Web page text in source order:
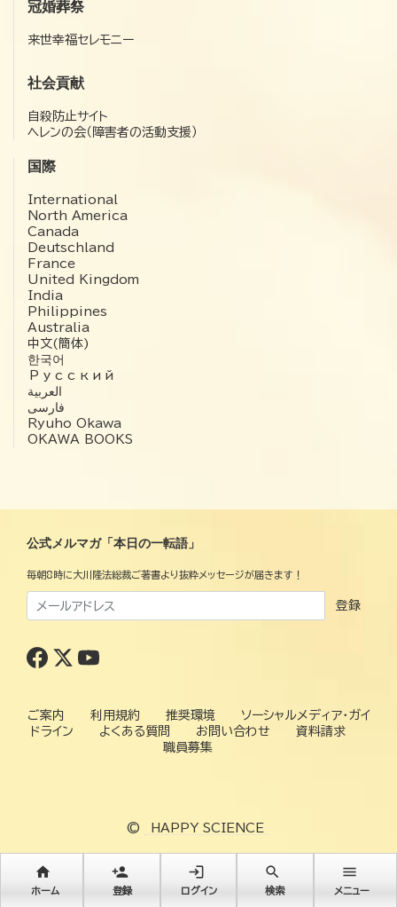
冠婚葬祭
来世幸福セレモニー
社会貢献
自殺防止サイト
ヘレンの会（障害者の活動支援）
国際
International
North America
Canada
Deutschland
France
United Kingdom
India
Philippines
Australia
中文(簡体)
한국어
Русский
العربية‏
فارسی
Ryuho Okawa
OKAWA BOOKS
公式メルマガ「本日の一転語」
毎朝8時に大川隆法総裁ご著書より抜粋メッセージが届きます！
登録
ご案内 利用規約 推奨環境
ソーシャルメディア・ガイ
ドライン
よくある質問 お問い合わせ
資料請求
職員募集
© HAPPY SCIENCE
home
ホーム
person_add
登録
login
ログイン
search
検索
menu
メニュー